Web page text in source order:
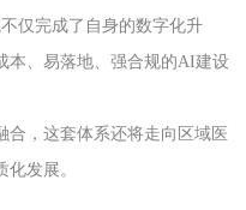
仅完成了自身的数字化升
本、易落地、强合规的AI建设
合，这套体系还将走向区域医
发展。